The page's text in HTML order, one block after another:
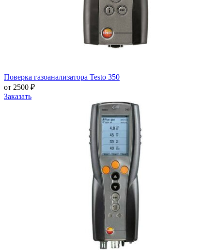
Поверка газоанализатора Testo 350
от 2500 ₽
Заказать